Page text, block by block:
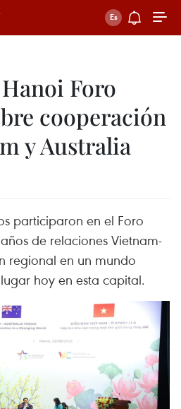
Foro
cooperación
y Australia
participaron en el Foro
de relaciones Vietnam-
regional en un mundo
hoy en esta capital.